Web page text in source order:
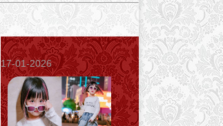
17-01-2026